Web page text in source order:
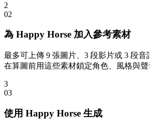
2
02
為 Happy Horse 加入參考素材
最多可上傳 9 張圖片、3 段影片或 3 段音
在算圖前用這些素材鎖定角色、風格與聲
3
03
使用 Happy Horse 生成